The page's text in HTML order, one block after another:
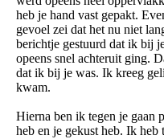
heb je hand vast gepakt.
gevoel zei dat het nu niet
berichtje gestuurd dat ik bij
opeens snel achteruit ging.
dat ik bij je was. Ik kreeg
kwam.
Hierna ben ik tegen je gaan
heb en je gekust heb. Ik heb